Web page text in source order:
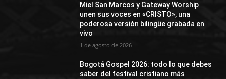
Miel San Marcos y Gateway Worship
unen sus voces en «CRISTO», una
poderosa versión bilingüe grabada en
vivo
1 de agosto de 2026
Bogotá Gospel 2026: todo lo que debes
saber del festival cristiano más